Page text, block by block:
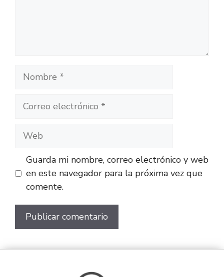
Guarda mi nombre, correo electrónico y web
en este navegador para la próxima vez que
comente.